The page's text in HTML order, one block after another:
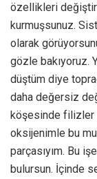
özellikleri
kurmuşsunuz.
olarak
gözle bakıyoruz.
düştüm diye
daha değersiz
köşesinde filizler
oksijenimle bu
parçasıyım. Bu
bulursun. İçinde